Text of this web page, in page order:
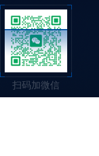
扫码加微信